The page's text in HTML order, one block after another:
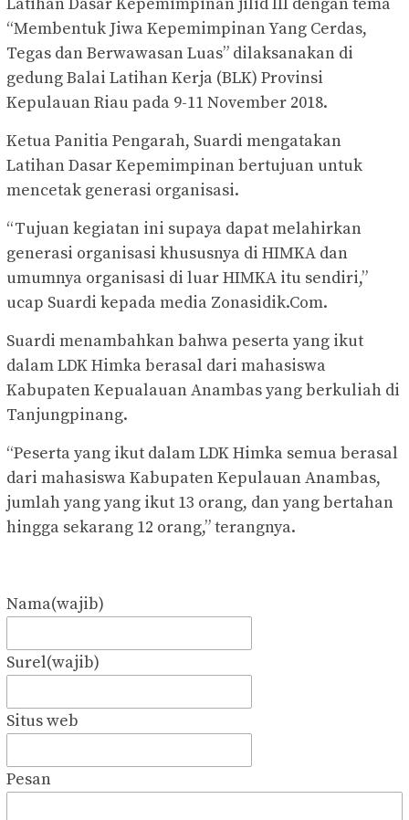
Latihan Dasar Kepemimpinan jilid III dengan tema
“Membentuk Jiwa Kepemimpinan Yang Cerdas,
Tegas dan Berwawasan Luas” dilaksanakan di
gedung Balai Latihan Kerja (BLK) Provinsi
Kepulauan Riau pada 9-11 November 2018.
Ketua Panitia Pengarah, Suardi mengatakan
Latihan Dasar Kepemimpinan bertujuan untuk
mencetak generasi organisasi.
“Tujuan kegiatan ini supaya dapat melahirkan
generasi organisasi khususnya di HIMKA dan
umumnya organisasi di luar HIMKA itu sendiri,”
ucap Suardi kepada media Zonasidik.Com.
Suardi menambahkan bahwa peserta yang ikut
dalam LDK Himka berasal dari mahasiswa
Kabupaten Kepualauan Anambas yang berkuliah di
Tanjungpinang.
“Peserta yang ikut dalam LDK Himka semua berasal
dari mahasiswa Kabupaten Kepulauan Anambas,
jumlah yang yang ikut 13 orang, dan yang bertahan
hingga sekarang 12 orang,” terangnya.
Nama(wajib)
Surel(wajib)
Situs web
Pesan